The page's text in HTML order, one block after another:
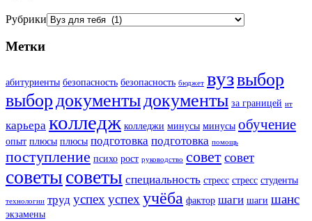
Рубрики
Метки
абитуриенты безопасность безопасность бюджет вузвыбор
выбордокументыдокументы за границей ит
карьера колледж колледжи минусы минусы обучение
опыт плюсы плюсы подготовка подготовка помощь
поступление психо рост руководство советсовет
советысоветы специальность стресс стресс студенты
технологии труд успех успех учёба фактор шаги шаги шанс
экзамены